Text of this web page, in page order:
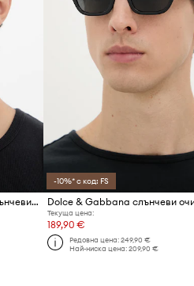
Dolce & Gabbana авиаторски слънчеви очила мъжки
-10%* с код: FS
Текуща цена:
189,90 €
Редовна цена:249,90 €
Най-ниска цена:209,90 €